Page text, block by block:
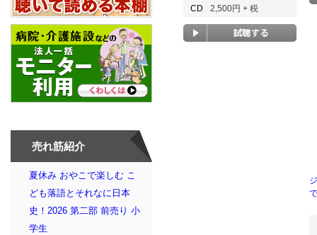
売れ筋紹介
夏休み おやこで楽しむ こ
ども落語とそれなに日本
史！2026 第二部 前売り 小
学生
CD
2,500円 + 税